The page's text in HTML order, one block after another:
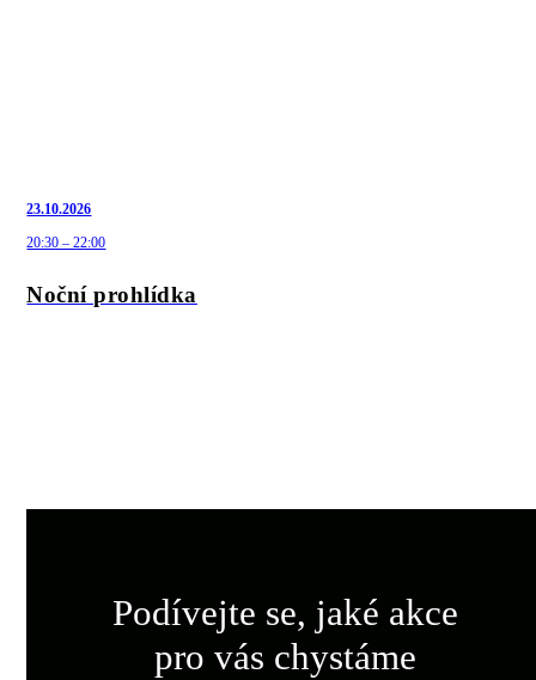
23.10.2026
20:30 – 22:00
Noční prohlídka
Podívejte se, jaké akce
pro vás chystáme